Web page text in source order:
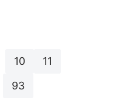
10
11
93